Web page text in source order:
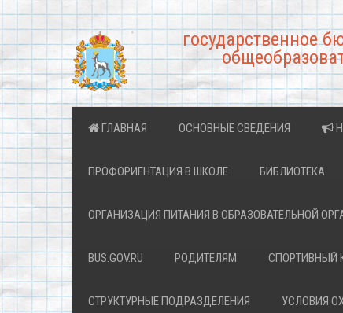
государственное
ГЛАВНАЯ ОСНОВНЫЕ СВЕДЕНИЯ
ПРОФОРИЕНТАЦИЯ В ШКОЛЕ БИБЛИОТЕКА
ОРГАНИЗАЦИЯ ПИТАНИЯ В ОБРАЗОВАТЕЛЬНОЙ
BUS.GOV.RU РОДИТЕЛЯМ СПОРТИВНЫЙ
СТРУКТУРНЫЕ ПОДРАЗДЕЛЕНИЯ УСЛОВИЯ